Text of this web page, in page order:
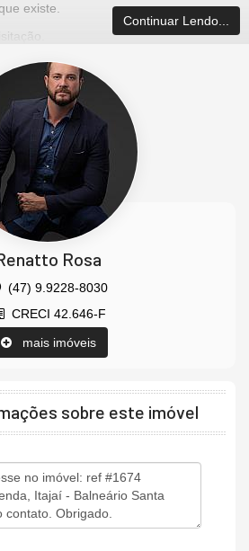
existe.
mesmo e venha conhecer este lindo
a alteração sem aviso prévio.
Continuar Lendo...
Rosa
(47) 9.9228-8030
CRECI 42.646-F
mais imóveis
sobre este imóvel